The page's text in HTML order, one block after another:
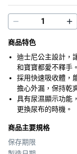
商品特色
迪士尼公主設計，
和寶寶都愛不釋手。
採用快速吸收體，
擔心外漏，保持乾
具有尿濕顯示功能
更換尿布的時機。
商品主要規格
保存期限